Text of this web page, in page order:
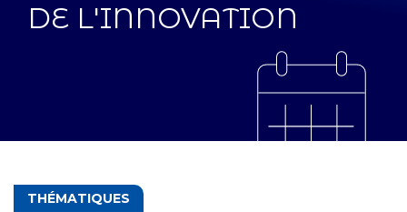
DE L'INNOVATION
THÉMATIQUES